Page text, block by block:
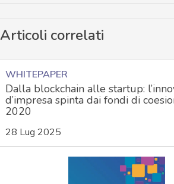
Articoli correlati
WHITEPAPER
Dalla blockchain alle startup:
d’impresa spinta dai fondi di
2020
28 Lug 2025